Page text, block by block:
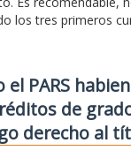
los tres primeros
el PARS
de
derecho al